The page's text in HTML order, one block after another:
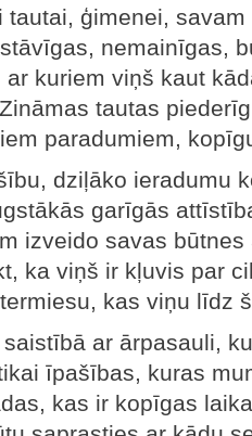
tautai, ģimenei,
nemainīgas,
kuriem viņš kaut
tautas
paradumiem,
dziļāko ieradumu
garīgās
izveido savas
ka viņš ir kļuvis par
kas viņu līdz
ar ārpasauli,
īpašības, kuras
kas ir kopīgas